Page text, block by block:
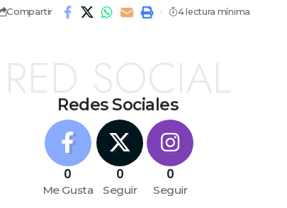
Compartir 4 lectura mínima
Redes Sociales
RED SOCIAL
0
Me Gusta
0
Seguir
0
Seguir